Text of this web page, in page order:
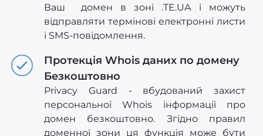
Ваш домен в зоні .TE.UA і можуть
відправляти термінові електронні листи
і SMS-повідомлення.
Протекція Whois даних по домену
Безкоштовно
Privacy Guard - вбудований захист
персональної Whois інформації про
домен безкоштовно. Згідно правил
доменної зони ця функція може бути